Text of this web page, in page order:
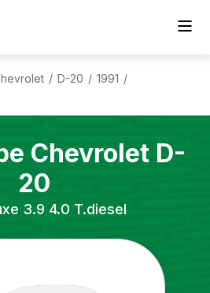
/ D-20 / 1991 /
Chevrolet D-
20
3.9 4.0 T.diesel